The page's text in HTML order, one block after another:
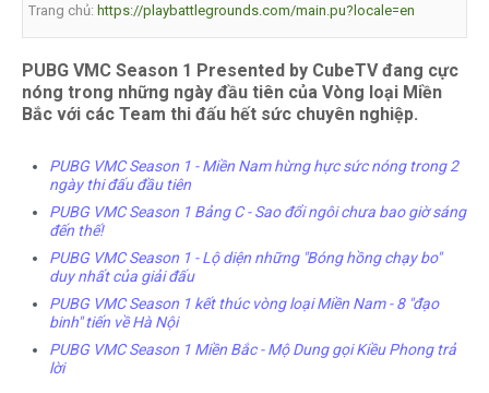
Trang chủ: https://playbattlegrounds.com/main.pu?locale=en
PUBG VMC Season 1 Presented by CubeTV đang cực
nóng trong những ngày đầu tiên của Vòng loại Miền
Bắc với các Team thi đấu hết sức chuyên nghiệp.
PUBG VMC Season 1 - Miền Nam hừng hực sức nóng trong 2
ngày thi đấu đầu tiên
PUBG VMC Season 1 Bảng C - Sao đổi ngôi chưa bao giờ sáng
đến thế!
PUBG VMC Season 1 - Lộ diện những "Bóng hồng chạy bo"
duy nhất của giải đấu
PUBG VMC Season 1 kết thúc vòng loại Miền Nam - 8 "đạo
binh" tiến về Hà Nội
PUBG VMC Season 1 Miền Bắc - Mộ Dung gọi Kiều Phong trả
lời